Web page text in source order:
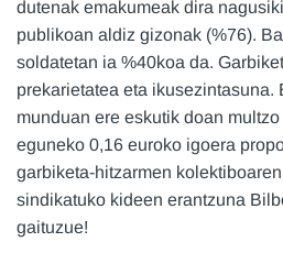
dutenak emakumeak dira
publikoan aldiz gizonak (%76).
soldatetan ia %40koa da.
prekarietatea eta ikusezintasuna.
munduan ere eskutik doan
eguneko 0,16 euroko igoera
garbiketa-hitzarmen
sindikatuko kideen erantzuna
gaituzue!